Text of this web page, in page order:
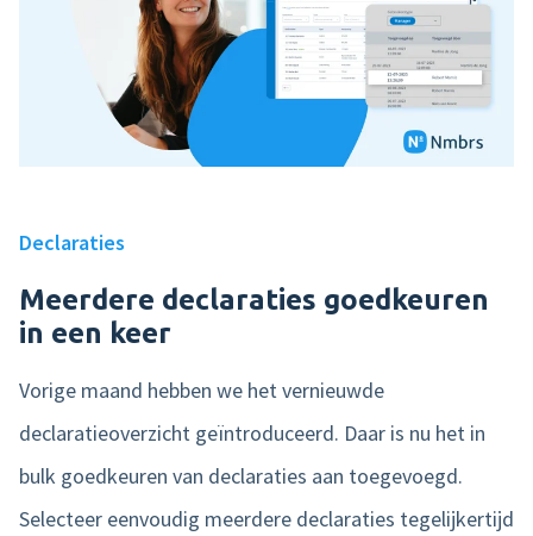
Declaraties
Meerdere declaraties goedkeuren
in een keer
Vorige maand hebben we het vernieuwde
declaratieoverzicht geïntroduceerd. Daar is nu het in
bulk goedkeuren van declaraties aan toegevoegd.
Selecteer eenvoudig meerdere declaraties tegelijkertijd